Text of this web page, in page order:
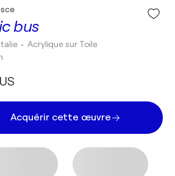
bus
•Acrylique sur Toile
Acquérir cette œuvre